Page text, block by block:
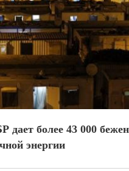
более 43 000
энергии